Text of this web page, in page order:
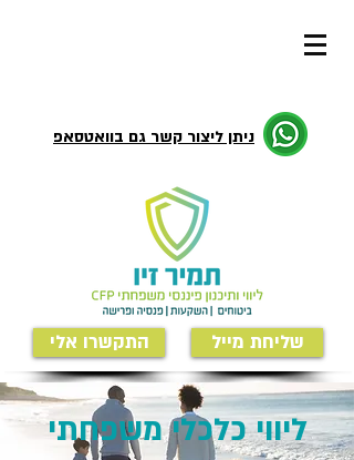
ניתן ליצור קשר גם בוואטסאפ
התקשרו אלי שליחת מייל
ליווי כלכלי משפחתי